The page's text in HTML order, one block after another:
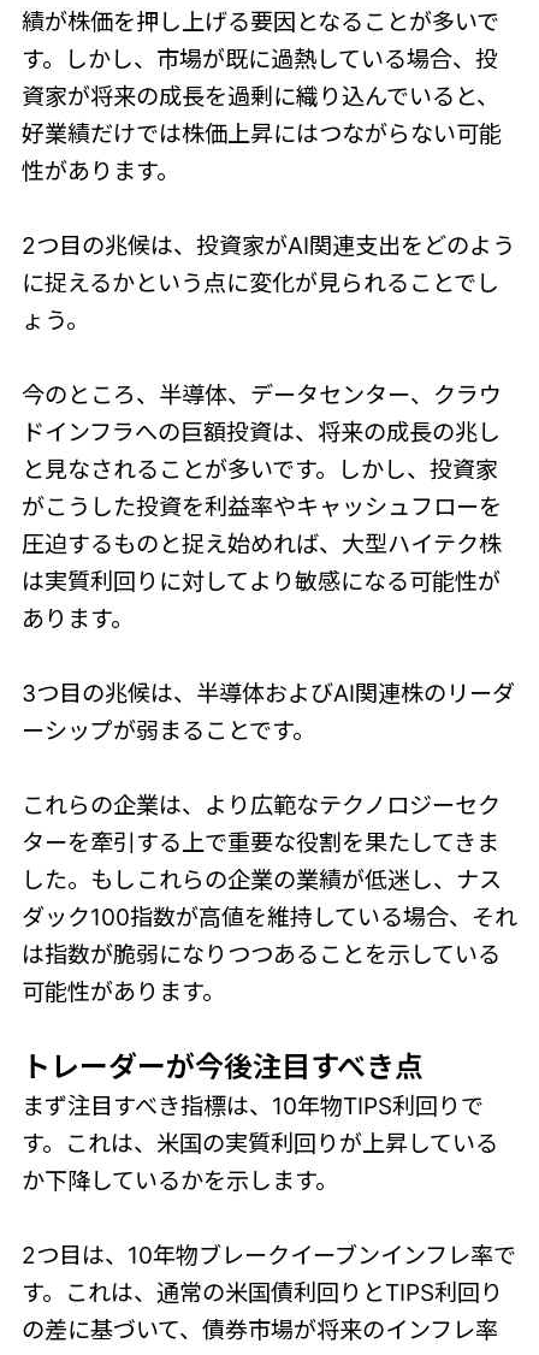
績が株価を押し上げる要因となることが多いで
す。しかし、市場が既に過熱している場合、投
資家が将来の成長を過剰に織り込んでいると、
好業績だけでは株価上昇にはつながらない可能
性があります。
2つ目の兆候は、投資家がAI関連支出をどのよう
に捉えるかという点に変化が見られることでし
ょう。
今のところ、半導体、データセンター、クラウ
ドインフラへの巨額投資は、将来の成長の兆し
と見なされることが多いです。しかし、投資家
がこうした投資を利益率やキャッシュフローを
圧迫するものと捉え始めれば、大型ハイテク株
は実質利回りに対してより敏感になる可能性が
あります。
3つ目の兆候は、半導体およびAI関連株のリーダ
ーシップが弱まることです。
これらの企業は、より広範なテクノロジーセク
ターを牽引する上で重要な役割を果たしてきま
した。もしこれらの企業の業績が低迷し、ナス
ダック100指数が高値を維持している場合、それ
は指数が脆弱になりつつあることを示している
可能性があります。
トレーダーが今後注 目すべき点
まず注目すべき指標は、10年物TIPS利回りで
す。これは、米国の実質利回りが上昇している
か下降しているかを示します。
2つ目は、10年物ブレークイーブンインフレ率で
す。これは、通常の米国債利回りとTIPS利回り
の差に基づいて、債券市場が将来のインフレ率